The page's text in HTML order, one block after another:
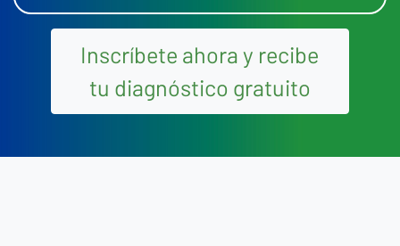
Inscríbete ahora y recibe
tu diagnóstico gratuito